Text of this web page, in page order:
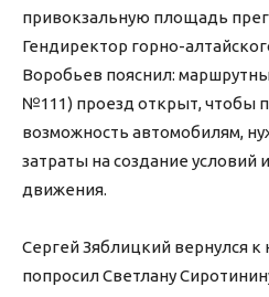
привокзальную площадь
Гендиректор горно-
Воробьев пояснил:
№111) проезд открыт, чтобы
возможность автомобилям,
затраты на создание условий
движения.
Сергей Зяблицкий вернулся к
попросил Светлану